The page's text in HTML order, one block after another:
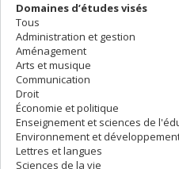
Domaines d’études visés
Tous
Administration et gestion
Aménagement
Arts et musique
Communication
Droit
Économie et politique
Enseignement et sciences de
Environnement et
Lettres et langues
Sciences de la vie